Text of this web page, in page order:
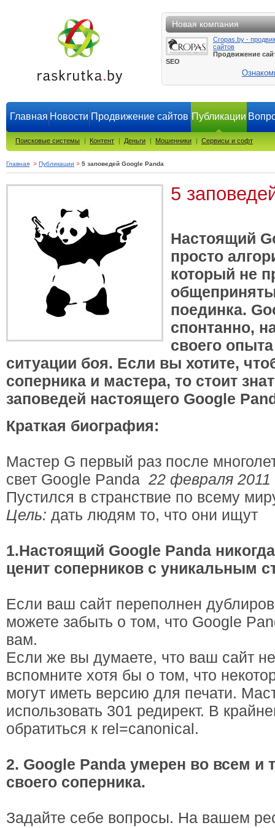
Новая компания
Cropas.by -
сайтов
Продвижение
SEO
Главная Новости Продвижение сайтов Публикации
Поисковые системы | Контент | Деньги | Мошенники | Сервисы и софт
Главная > Публикации > 5 заповедей Google Panda
5
Настоящий
просто
который не
поединка.
спонтанно,
своего
ситуации боя. Если вы хотите,
соперника и мастера, то стоит
заповедей настоящего Google
Краткая биография:
Мастер G первый раз после
свет Google Panda 22 февраля 2011
Пустился в странствие по всему
Цель: дать людям то, что они ищут
1.Настоящий Google Panda
ценит соперников с уникальным
Если ваш сайт переполнен
можете забыть о том, что Google
вам.
Если же вы думаете, что ваш сайт не
вспомните хотя бы о том, что
могут иметь версию для печати.
использовать 301 редирект. В
обратиться к rel=canonical.
2. Google Panda умерен во всем и
своего соперника.
Задайте себе вопросы. На вашем